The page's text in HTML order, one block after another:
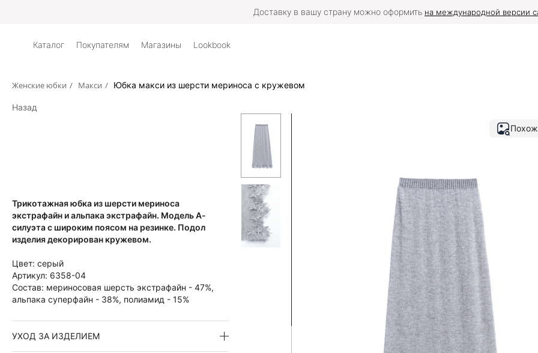
Доставку в вашу страну можно оформить на международной версии
Каталог Покупателям Магазины Lookbook
Женские юбки / Макси / Юбка макси из шерсти мериноса с кружевом
Назад
Трикотажная юбка из шерсти мериноса
экстрафайн и альпака экстрафайн. Модель А-
силуэта с широким поясом на резинке. Подол
изделия декорирован кружевом.
Цвет: серый
Артикул: 6358-04
Состав: мериносовая шерсть экстрафайн - 47%,
альпака суперфайн - 38%, полиамид - 15%
УХОД ЗА ИЗДЕЛИЕМ